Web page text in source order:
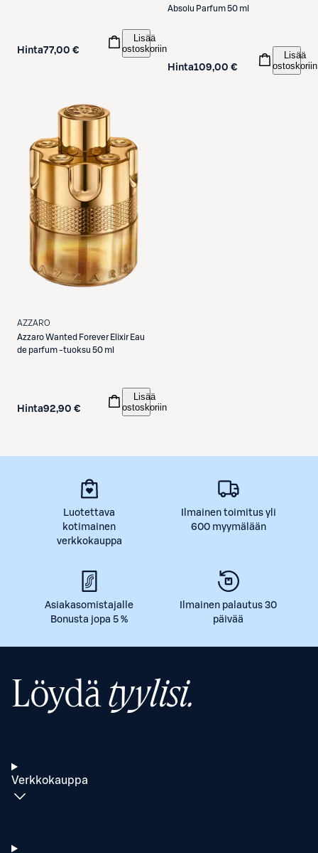
Hinta77,00 €
Lisää
ostoskoriin
Absolu Parfum 50 ml
Hinta109,00 €
Lisää
ostoskoriin
AZZARO
AzzaroWanted Forever Elixir Eau
de parfum -tuoksu 50 ml
Hinta92,90 €
Lisää
ostoskoriin
Luotettava
kotimainen
verkkokauppa
Ilmainen toimitus yli
600 myymälään
Asiakasomistajalle
Bonusta jopa 5 %
Ilmainen palautus 30
päivää
Löydätyylisi.
Verkkokauppa